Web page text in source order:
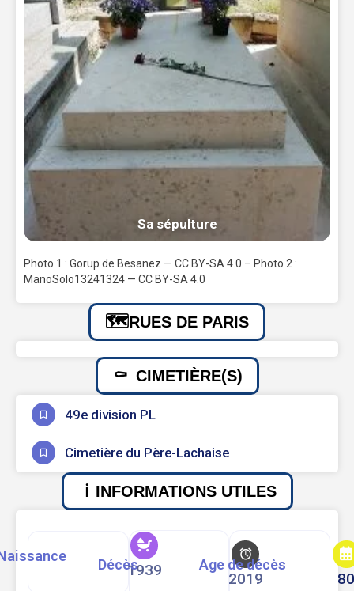
Sa sépulture
Photo 1 : Gorup de Besanez — CC BY-SA 4.0 – Photo 2 :
ManoSolo13241324 — CC BY-SA 4.0
RUES DE PARIS
CIMETIÈRE(S)
49e division PL
Cimetière du Père-Lachaise
INFORMATIONS UTILES
1939
Décès
2019
Age de décès